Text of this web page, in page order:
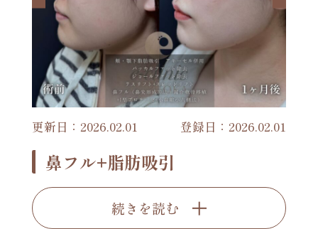
更新日：2026.02.01 登録日：2026.02.01
鼻フル+脂肪吸引
続きを読む